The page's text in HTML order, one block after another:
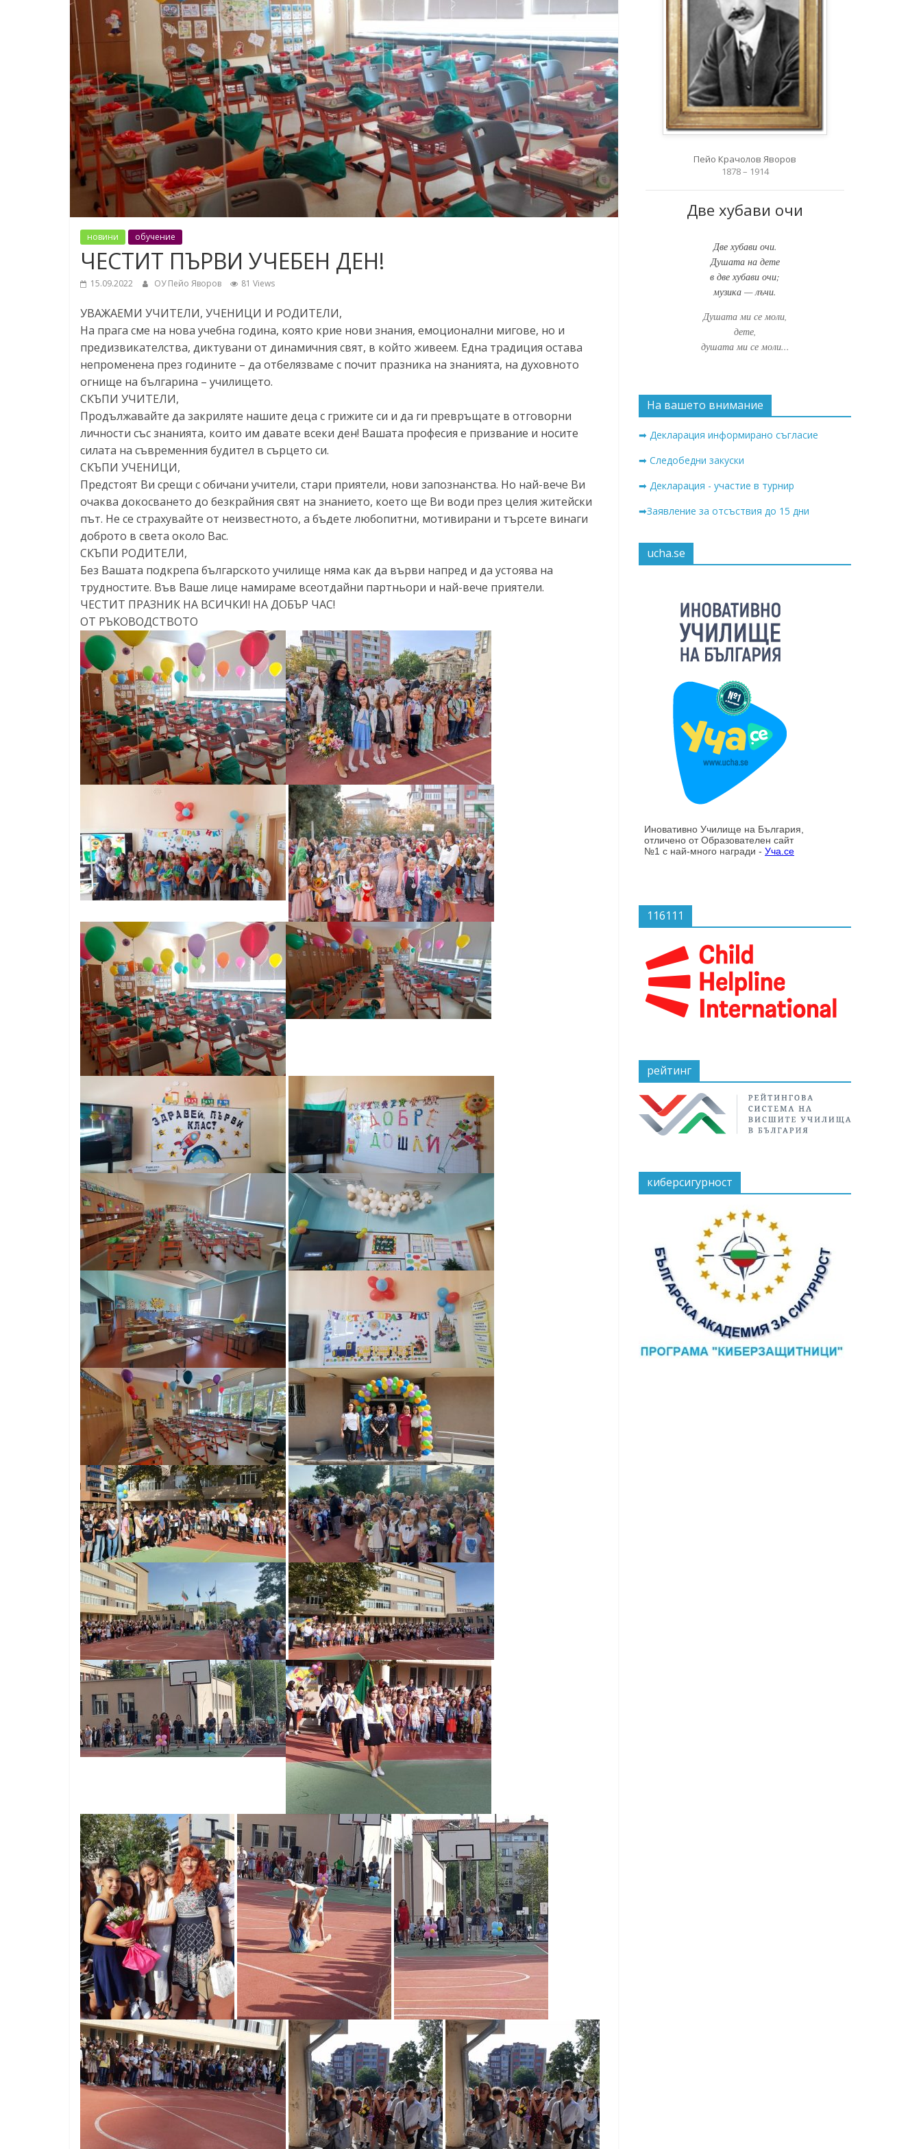
новини обучение
ЧЕСТИТ ПЪРВИ УЧЕБЕН ДЕН!
15.09.2022 ОУ Пейо Яворов 81 Views
УВАЖАЕМИ УЧИТЕЛИ, УЧЕНИЦИ И РОДИТЕЛИ,
На прага сме на нова учебна година, която крие нови знания, емоционални мигове, но и
предизвикателства, диктувани от динамичния свят, в който живеем. Една традиция остава
непроменена през годините – да отбелязваме с почит празника на знанията, на духовното
огнище на българина – училището.
СКЪПИ УЧИТЕЛИ,
Продължавайте да закриляте нашите деца с грижите си и да ги превръщате в отговорни
личности със знанията, които им давате всеки ден! Вашата професия е призвание и носите
силата на съвременния будител в сърцето си.
СКЪПИ УЧЕНИЦИ,
Предстоят Ви срещи с обичани учители, стари приятели, нови запознанства. Но най-вече Ви
очаква докосването до безкрайния свят на знанието, което ще Ви води през целия житейски
път. Не се страхувайте от неизвестното, а бъдете любопитни, мотивирани и търсете винаги
доброто в света около Вас.
СКЪПИ РОДИТЕЛИ,
Без Вашата подкрепа българското училище няма как да върви напред и да устоява на
трудностите. Във Ваше лице намираме всеотдайни партньори и най-вече приятели.
ЧЕСТИТ ПРАЗНИК НА ВСИЧКИ! НА ДОБЪР ЧАС!
ОТ РЪКОВОДСТВОТО
Пейо Крачолов Яворов
1878 – 1914
Две хубави очи
Две хубави очи.
Душата на дете
в две хубави очи;
музика — лъчи.
Душата ми се моли,
дете,
душата ми се моли...
На вашето внимание
➡ Декларация информирано съгласие
➡ Следобедни закуски
➡ Декларация - участие в турнир
➡Заявление за отсъствия до 15 дни
ucha.se
116111
рейтинг
киберсигурност